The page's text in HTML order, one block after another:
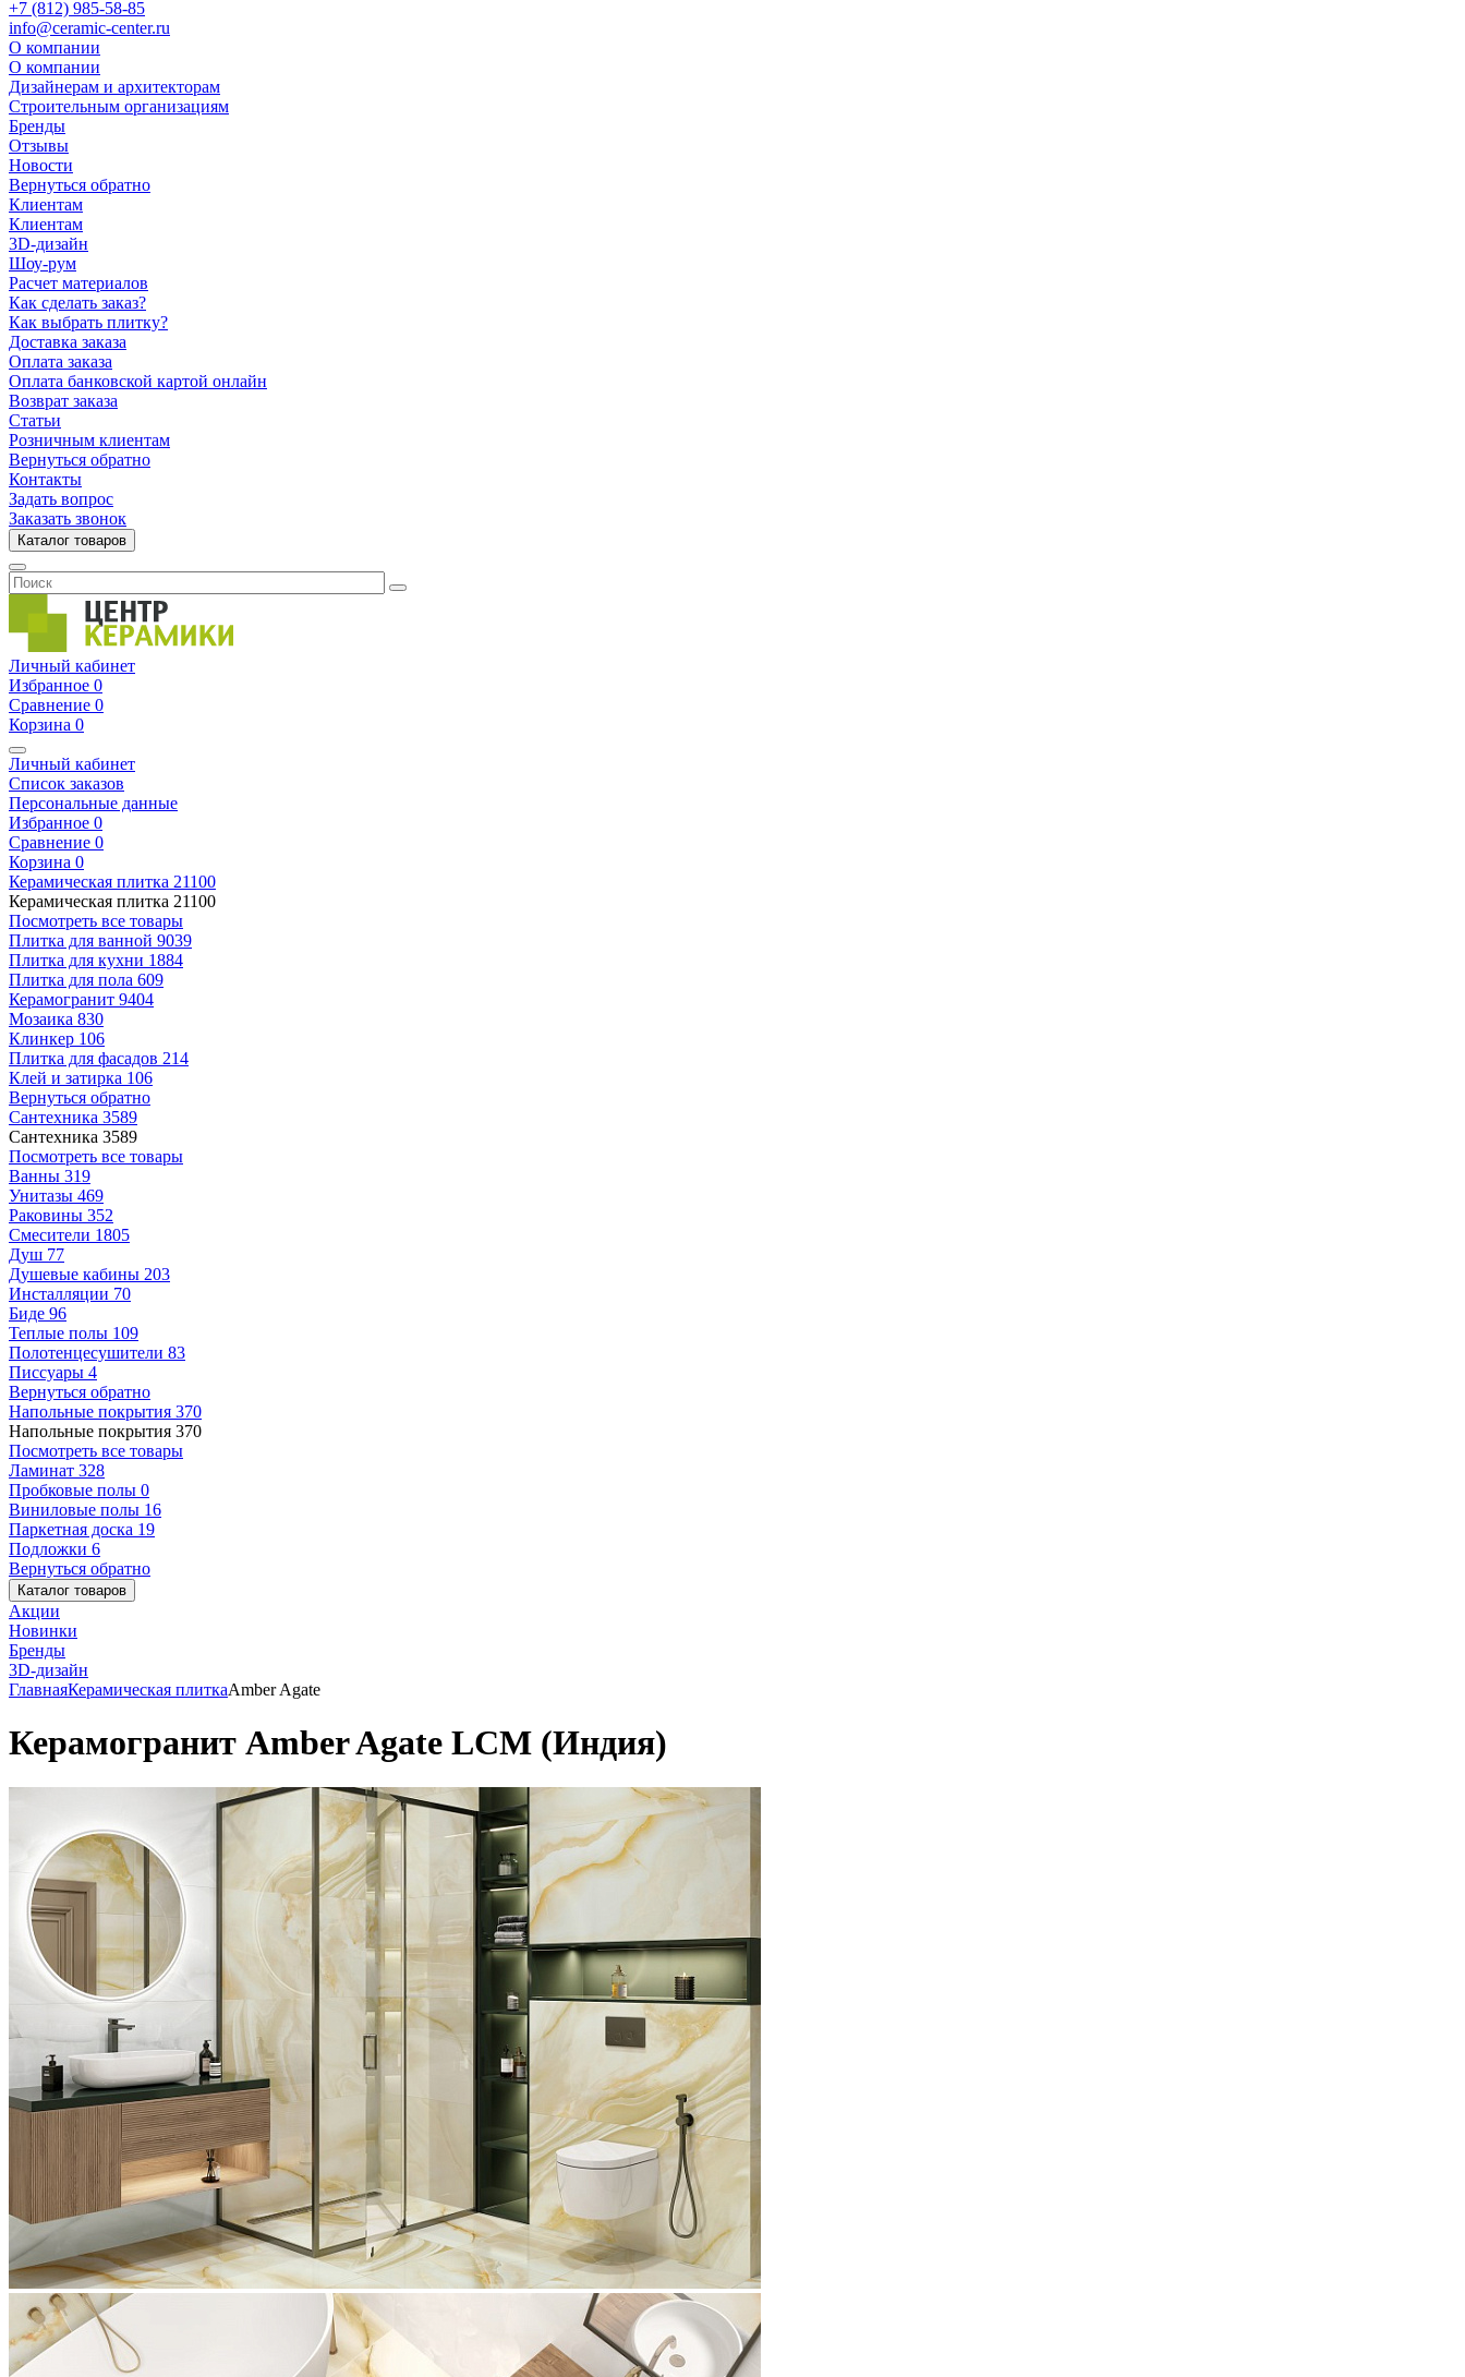
+7 (812) 985-58-85
info@ceramic-center.ru
О компании
О компании
Дизайнерам и архитекторам
Строительным организациям
Бренды
Отзывы
Новости
Вернуться обратно
Клиентам
Клиентам
3D-дизайн
Шоу-рум
Расчет материалов
Как сделать заказ?
Как выбрать плитку?
Доставка заказа
Оплата заказа
Оплата банковской картой онлайн
Возврат заказа
Статьи
Розничным клиентам
Вернуться обратно
Контакты
Задать вопрос
Заказать звонок
Каталог товаров
Личный кабинет
Избранное 0
Сравнение 0
Корзина 0
Личный кабинет
Список заказов
Персональные данные
Избранное 0
Сравнение 0
Корзина 0
Керамическая плитка 21100
Керамическая плитка 21100
Посмотреть все товары
Плитка для ванной 9039
Плитка для кухни 1884
Плитка для пола 609
Керамогранит 9404
Мозаика 830
Клинкер 106
Плитка для фасадов 214
Клей и затирка 106
Вернуться обратно
Сантехника 3589
Сантехника 3589
Посмотреть все товары
Ванны 319
Унитазы 469
Раковины 352
Смесители 1805
Душ 77
Душевые кабины 203
Инсталляции 70
Биде 96
Теплые полы 109
Полотенцесушители 83
Писсуары 4
Вернуться обратно
Напольные покрытия 370
Напольные покрытия 370
Посмотреть все товары
Ламинат 328
Пробковые полы 0
Виниловые полы 16
Паркетная доска 19
Подложки 6
Вернуться обратно
Каталог товаров
Акции
Новинки
Бренды
3D-дизайн
ГлавнаяКерамическая плиткаAmber Agate
Керамогранит Amber Agate LCM (Индия)